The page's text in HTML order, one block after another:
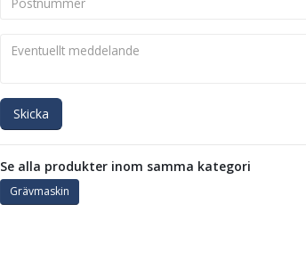
Skicka
Se alla produkter inom samma kategori
Grävmaskin